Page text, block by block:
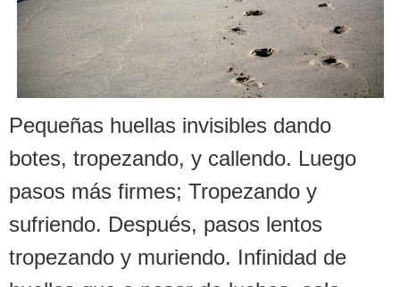
Pequeñas huellas invisibles dando
botes, tropezando, y callendo. Luego
pasos más firmes; Tropezando y
sufriendo. Después, pasos lentos
tropezando y muriendo. Infinidad de